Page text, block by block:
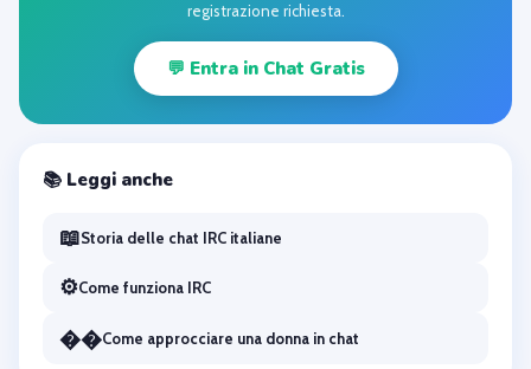
registrazione richiesta.
💬 Entra in Chat Gratis
📚 Leggi anche
📖Storia delle chat IRC italiane
⚙️Come funziona IRC
��Come approcciare una donna in chat